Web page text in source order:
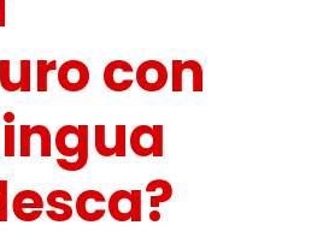
con